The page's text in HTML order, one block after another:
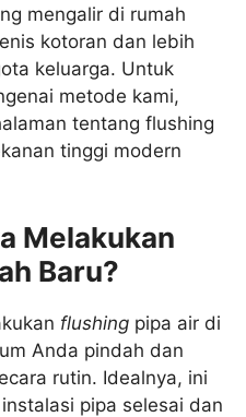
mengalir di rumah
kotoran dan lebih
keluarga. Untuk
metode kami,
tentang flushing
tinggi modern
Melakukan
Baru?
flushing pipa air di
Anda pindah dan
rutin. Idealnya, ini
pipa selesai dan